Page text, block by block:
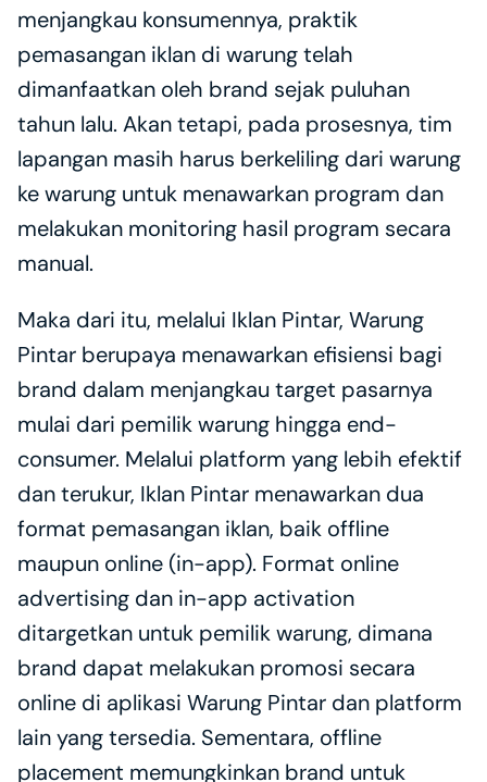
menjangkau konsumennya, praktik
pemasangan iklan di warung telah
dimanfaatkan oleh brand sejak puluhan
tahun lalu. Akan tetapi, pada prosesnya, tim
lapangan masih harus berkeliling dari warung
ke warung untuk menawarkan program dan
melakukan monitoring hasil program secara
manual.
Maka dari itu, melalui Iklan Pintar, Warung
Pintar berupaya menawarkan efisiensi bagi
brand dalam menjangkau target pasarnya
mulai dari pemilik warung hingga end-
consumer. Melalui platform yang lebih efektif
dan terukur, Iklan Pintar menawarkan dua
format pemasangan iklan, baik offline
maupun online (in-app). Format online
advertising dan in-app activation
ditargetkan untuk pemilik warung, dimana
brand dapat melakukan promosi secara
online di aplikasi Warung Pintar dan platform
lain yang tersedia. Sementara, offline
placement memungkinkan brand untuk